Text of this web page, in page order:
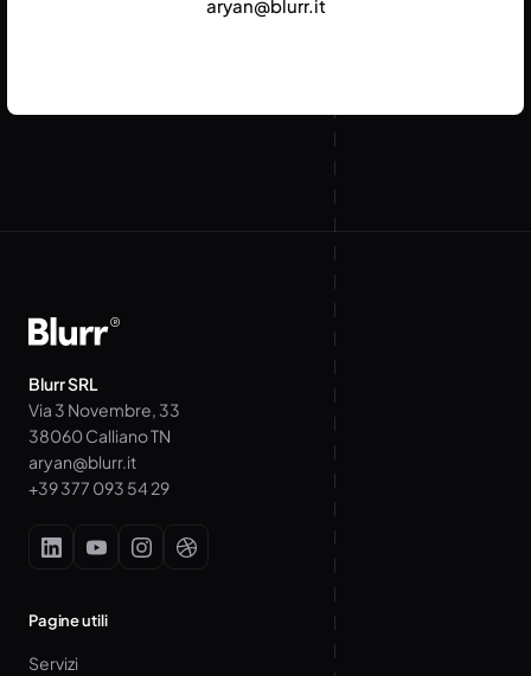
aryan@blurr.it
Blurr SRL
Via 3 Novembre, 33
38060 Calliano TN
aryan@blurr.it
+39 377 093 54 29
Pagine utili
Servizi